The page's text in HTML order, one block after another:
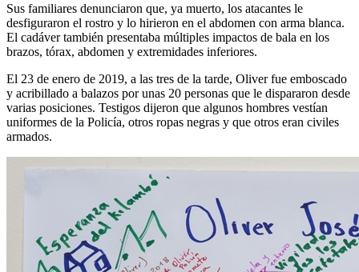
Sus familiares denunciaron que, ya muerto, los atacantes le
desfiguraron el rostro y lo hirieron en el abdomen con arma blanca.
El cadáver también presentaba múltiples impactos de bala en los
brazos, tórax, abdomen y extremidades inferiores.
El 23 de enero de 2019, a las tres de la tarde, Oliver fue emboscado
y acribillado a balazos por unas 20 personas que le dispararon desde
varias posiciones. Testigos dijeron que algunos hombres vestían
uniformes de la Policía, otros ropas negras y que otros eran civiles
armados.